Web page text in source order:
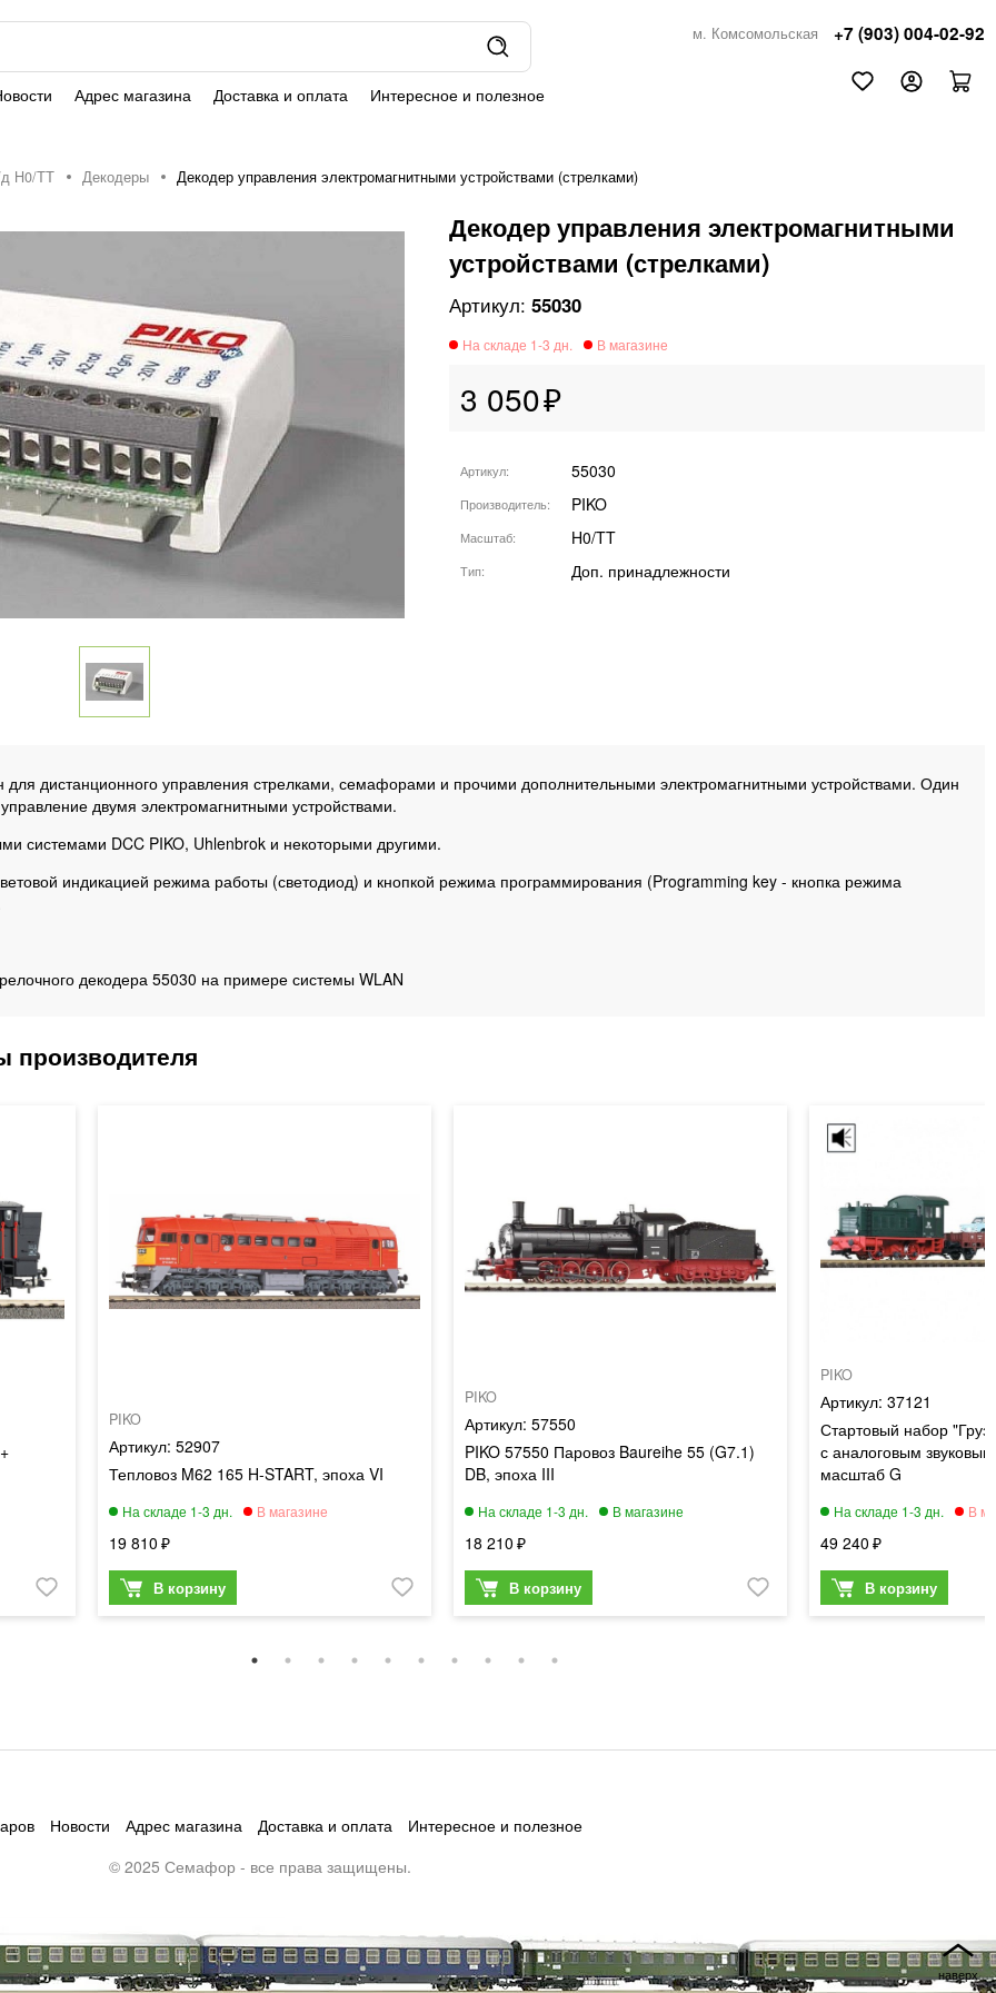
Адрес магазина Доставка и оплата Интересное и полезное
м. Комсомольская +7 (903) 004-02-92
H0/ТТ Декодеры Декодер управления электромагнитными устройствами (стрелками)
Декодер управления электромагнитными
устройствами (стрелками)
55030
3 050
Артикул 55030
Производитель PIKO
Масштаб H0/TT
Тип Доп. принадлежности
для дистанционного управления стрелками, семафорами и прочими дополнительными электромагнитными устройствами. Один
двумя электромагнитными устройствами.
системами DCC PIKO, Uhlenbrok и некоторыми другими.
индикацией режима работы (светодиод) и кнопкой режима программирования (Programming key - кнопка режима
декодера 55030 на примере системы WLAN
PIKO
52907
Тепловоз M62 165 H-START, эпоха VI
19 810
PIKO
57550
PIKO 57550 Паровоз Baureihe 55 (G7.1)
DB, эпоха III
18 210
PIKO
37121
Стартовый набор
с аналоговым
масштаб G
49 240
Новости Адрес магазина Доставка и оплата
Интересное и полезное
© 2025 Семафор - все права защищены.